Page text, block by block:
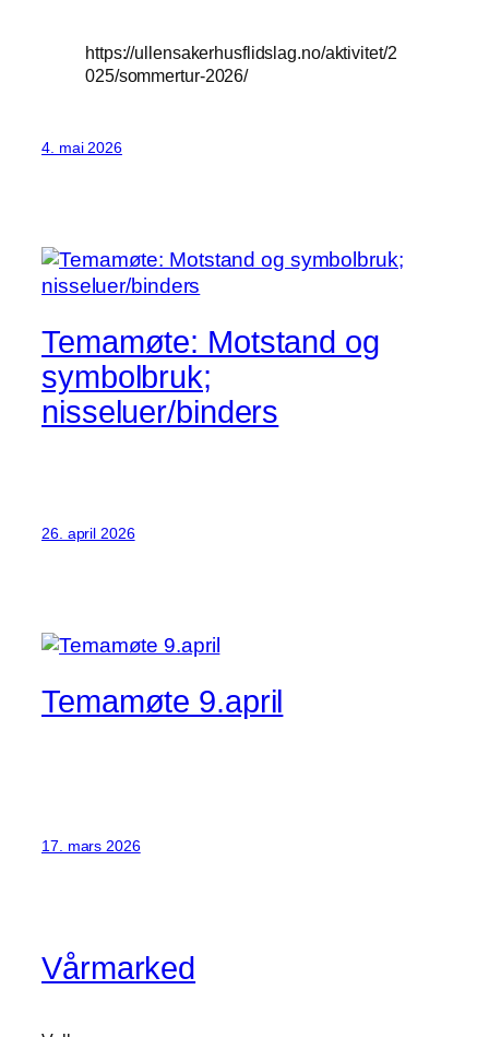
https://ullensakerhusflidslag.no/aktivitet/2
025/sommertur-2026/
4. mai 2026
Temamøte: Motstand og
symbolbruk;
nisseluer/binders
26. april 2026
Temamøte 9.april
17. mars 2026
Vårmarked